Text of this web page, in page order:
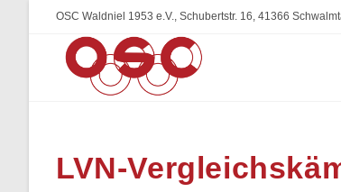
OSC Waldniel 1953 e.V., Schubertstr. 16, 41366
LVN-